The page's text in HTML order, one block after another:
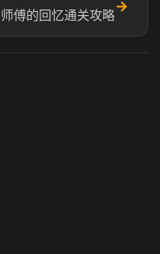
傅的回忆通关攻略
→